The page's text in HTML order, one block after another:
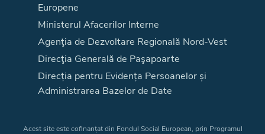
Europene
Ministerul Afacerilor Interne
Agenţia de Dezvoltare Regională Nord-Vest
Direcţia Generală de Paşapoarte
Direcția pentru Evidența Persoanelor și
Administrarea Bazelor de Date
Acest site este cofinanțat din Fondul Social European, prin Programul